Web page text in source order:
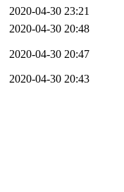
2020-04-30 23:21
2020-04-30 20:48
2020-04-30 20:47
2020-04-30 20:43